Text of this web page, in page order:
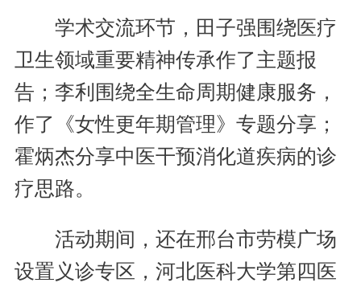
学术交流环节，田子强围绕医疗
卫生领域重要精神传承作了主题报
告；李利围绕全生命周期健康服务，
作了《女性更年期管理》专题分享；
霍炳杰分享中医干预消化道疾病的诊
疗思路。
活动期间，还在邢台市劳模广场
设置义诊专区，河北医科大学第四医